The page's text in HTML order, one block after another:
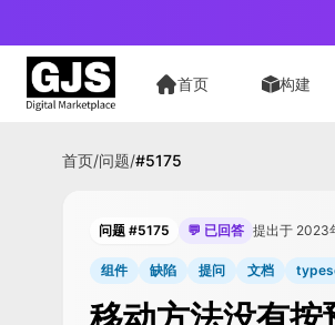
首页 构建
首页/问题/#5175
问题 #5175 💬 已回答 提出于 2023
组件 缺陷 提问 文档